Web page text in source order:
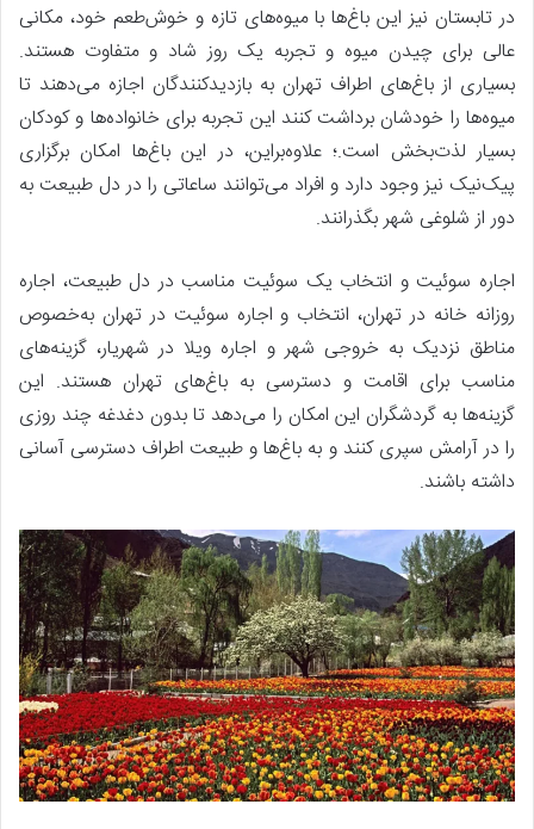
در تابستان نیز این باغ‌ها با میوه‌های تازه و خوش‌طعم خود، مکانی
عالی برای چیدن میوه و تجربه یک روز شاد و متفاوت هستند.
بسیاری از باغ‌های اطراف تهران به بازدیدکنندگان اجازه می‌دهند تا
میوه‌ها را خودشان برداشت کنند این تجربه برای خانواده‌ها و کودکان
بسیار لذت‌بخش است.؛ علاوه‌براین، در این باغ‌ها امکان برگزاری
پیک‌نیک نیز وجود دارد و افراد می‌توانند ساعاتی را در دل طبیعت به
دور از شلوغی شهر بگذرانند.
اجاره سوئیت و انتخاب یک سوئیت مناسب در دل طبیعت، اجاره
روزانه خانه در تهران، انتخاب و اجاره سوئیت در تهران به‌خصوص
مناطق نزدیک به خروجی شهر و اجاره ویلا در شهریار، گزینه‌های
مناسب برای اقامت و دسترسی به باغ‌های تهران هستند. این
گزینه‌ها به گردشگران این امکان را می‌دهد تا بدون دغدغه چند روزی
را در آرامش سپری کنند و به باغ‌ها و طبیعت اطراف دسترسی آسانی
داشته باشند.